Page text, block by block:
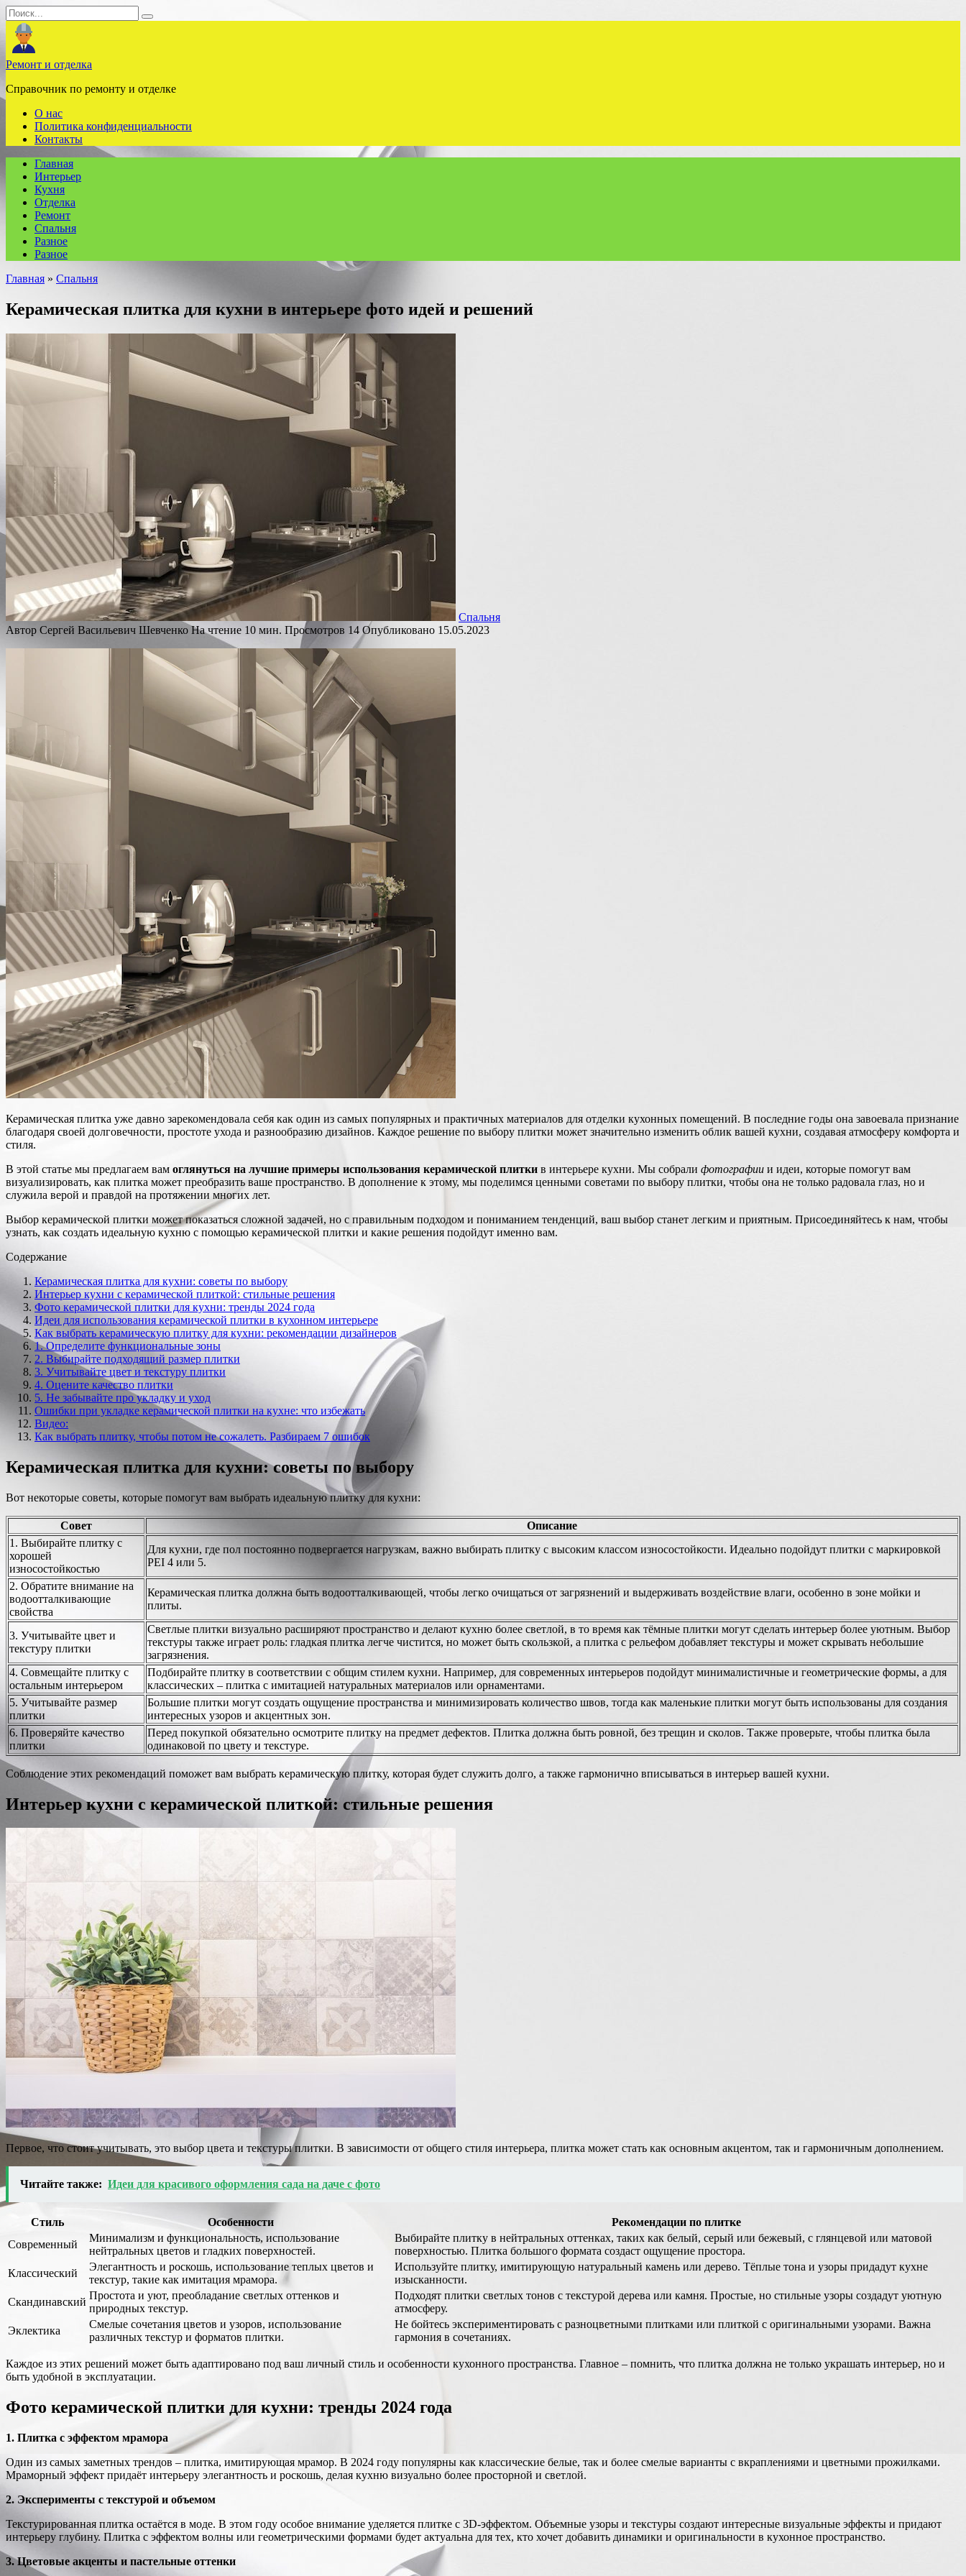
Перейти
к
содержанию
Search
for:
Ремонт и отделка
Справочник по ремонту и отделке
О нас
Политика конфиденциальности
Контакты
Главная
Интерьер
Кухня
Отделка
Ремонт
Спальня
Разное
Разное
Главная » Спальня
Керамическая плитка для кухни в интерьере фото идей и решений
Спальня
Автор Сергей Васильевич Шевченко На чтение 10 мин. Просмотров 14 Опубликовано 15.05.2023
Керамическая плитка уже давно зарекомендовала себя как один из самых популярных и практичных материалов для отделки кухонных помещений. В последние годы она завоевала признание
благодаря своей долговечности, простоте ухода и разнообразию дизайнов. Каждое решение по выбору плитки может значительно изменить облик вашей кухни, создавая атмосферу комфорта и
стиля.
В этой статье мы предлагаем вам оглянуться на лучшие примеры использования керамической плитки в интерьере кухни. Мы собрали фотографии и идеи, которые помогут вам
визуализировать, как плитка может преобразить ваше пространство. В дополнение к этому, мы поделимся ценными советами по выбору плитки, чтобы она не только радовала глаз, но и
служила верой и правдой на протяжении многих лет.
Выбор керамической плитки может показаться сложной задачей, но с правильным подходом и пониманием тенденций, ваш выбор станет легким и приятным. Присоединяйтесь к нам, чтобы
узнать, как создать идеальную кухню с помощью керамической плитки и какие решения подойдут именно вам.
Содержание
Керамическая плитка для кухни: советы по выбору
Интерьер кухни с керамической плиткой: стильные решения
Фото керамической плитки для кухни: тренды 2024 года
Идеи для использования керамической плитки в кухонном интерьере
Как выбрать керамическую плитку для кухни: рекомендации дизайнеров
1. Определите функциональные зоны
2. Выбирайте подходящий размер плитки
3. Учитывайте цвет и текстуру плитки
4. Оцените качество плитки
5. Не забывайте про укладку и уход
Ошибки при укладке керамической плитки на кухне: что избежать
Видео:
Как выбрать плитку, чтобы потом не сожалеть. Разбираем 7 ошибок
Керамическая плитка для кухни: советы по выбору
Вот некоторые советы, которые помогут вам выбрать идеальную плитку для кухни:
Совет
Описание
1. Выбирайте плитку с
хорошей
износостойкостью
Для кухни, где пол постоянно подвергается нагрузкам, важно выбирать плитку с высоким классом износостойкости. Идеально подойдут плитки с маркировкой
PEI 4 или 5.
2. Обратите внимание на
водоотталкивающие
свойства
Керамическая плитка должна быть водоотталкивающей, чтобы легко очищаться от загрязнений и выдерживать воздействие влаги, особенно в зоне мойки и
плиты.
3. Учитывайте цвет и
текстуру плитки
Светлые плитки визуально расширяют пространство и делают кухню более светлой, в то время как тёмные плитки могут сделать интерьер более уютным. Выбор
текстуры также играет роль: гладкая плитка легче чистится, но может быть скользкой, а плитка с рельефом добавляет текстуры и может скрывать небольшие
загрязнения.
4. Совмещайте плитку с
остальным интерьером
Подбирайте плитку в соответствии с общим стилем кухни. Например, для современных интерьеров подойдут минималистичные и геометрические формы, а для
классических – плитка с имитацией натуральных материалов или орнаментами.
5. Учитывайте размер
плитки
Большие плитки могут создать ощущение пространства и минимизировать количество швов, тогда как маленькие плитки могут быть использованы для создания
интересных узоров и акцентных зон.
6. Проверяйте качество
плитки
Перед покупкой обязательно осмотрите плитку на предмет дефектов. Плитка должна быть ровной, без трещин и сколов. Также проверьте, чтобы плитка была
одинаковой по цвету и текстуре.
Соблюдение этих рекомендаций поможет вам выбрать керамическую плитку, которая будет служить долго, а также гармонично вписываться в интерьер вашей кухни.
Интерьер кухни с керамической плиткой: стильные решения
Первое, что стоит учитывать, это выбор цвета и текстуры плитки. В зависимости от общего стиля интерьера, плитка может стать как основным акцентом, так и гармоничным дополнением.
Читайте также: Идеи для красивого оформления сада на даче с фото
Стиль Особенности
Рекомендации по плитке
Современный
Минимализм и функциональность, использование
нейтральных цветов и гладких поверхностей.
Выбирайте плитку в нейтральных оттенках, таких как белый, серый или бежевый, с глянцевой или матовой
поверхностью. Плитка большого формата создаст ощущение простора.
Классический
Элегантность и роскошь, использование теплых цветов и
текстур, такие как имитация мрамора.
Используйте плитку, имитирующую натуральный камень или дерево. Тёплые тона и узоры придадут кухне
изысканности.
Скандинавский
Простота и уют, преобладание светлых оттенков и
природных текстур.
Подходят плитки светлых тонов с текстурой дерева или камня. Простые, но стильные узоры создадут уютную
атмосферу.
Эклектика
Смелые сочетания цветов и узоров, использование
различных текстур и форматов плитки.
Не бойтесь экспериментировать с разноцветными плитками или плиткой с оригинальными узорами. Важна
гармония в сочетаниях.
Каждое из этих решений может быть адаптировано под ваш личный стиль и особенности кухонного пространства. Главное – помнить, что плитка должна не только украшать интерьер, но и
быть удобной в эксплуатации.
Фото керамической плитки для кухни: тренды 2024 года
1. Плитка с эффектом мрамора
Один из самых заметных трендов – плитка, имитирующая мрамор. В 2024 году популярны как классические белые, так и более смелые варианты с вкраплениями и цветными прожилками.
Мраморный эффект придаёт интерьеру элегантность и роскошь, делая кухню визуально более просторной и светлой.
2. Эксперименты с текстурой и объемом
Текстурированная плитка остаётся в моде. В этом году особое внимание уделяется плитке с 3D-эффектом. Объемные узоры и текстуры создают интересные визуальные эффекты и придают
интерьеру глубину. Плитка с эффектом волны или геометрическими формами будет актуальна для тех, кто хочет добавить динамики и оригинальности в кухонное пространство.
3. Цветовые акценты и пастельные оттенки